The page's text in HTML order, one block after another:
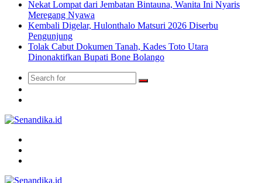
Nekat Lompat dari Jembatan Bintauna, Wanita Ini Nyaris
Meregang Nyawa
Kembali Digelar, Hulonthalo Matsuri 2026 Diserbu
Pengunjung
Tolak Cabut Dokumen Tanah, Kades Toto Utara
Dinonaktifkan Bupati Bone Bolango
Search